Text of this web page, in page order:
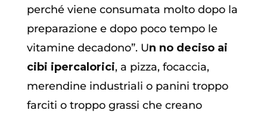
perché viene consumata molto dopo la
preparazione e dopo poco tempo le
vitamine decadono”. Un no deciso ai
cibi ipercalorici, a pizza, focaccia,
merendine industriali o panini troppo
farciti o troppo grassi che creano